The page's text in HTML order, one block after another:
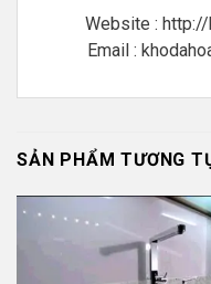
Website :
Email :
SẢN PHẨM TƯƠNG